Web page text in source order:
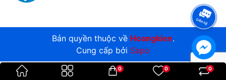
Bản quyền thuộc về Hoangkien.
Cung cấp bởi Sapo
0 0 0